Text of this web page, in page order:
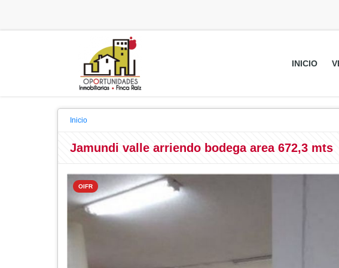
INICIO
Inicio
Jamundi valle arriendo bodega area 672,3 mts
OIFR